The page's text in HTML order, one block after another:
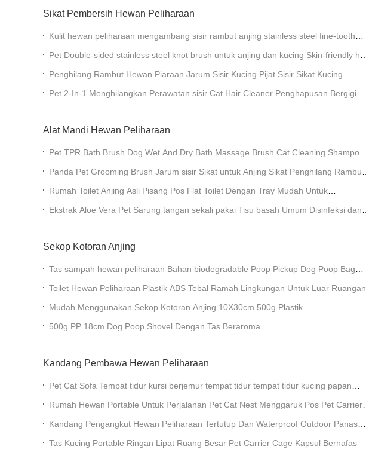
Sikat Pembersih Hewan Peliharaan
Kulit hewan peliharaan mengambang sisir rambut anjing stainless steel fine-tooth
Pet Double-sided stainless steel knot brush untuk anjing dan kucing Skin-friendly hair
Penghilang Rambut Hewan Piaraan Jarum Sisir Kucing Pijat Sisir Sikat Kucing
Pet 2-In-1 Menghilangkan Perawatan sisir Cat Hair Cleaner Penghapusan Bergigi
Alat Mandi Hewan Peliharaan
Pet TPR Bath Brush Dog Wet And Dry Bath Massage Brush Cat Cleaning Shampoo
Panda Pet Grooming Brush Jarum sisir Sikat untuk Anjing Sikat Penghilang Rambut
Rumah Toilet Anjing Asli Pisang Pos Flat Toilet Dengan Tray Mudah Untuk
Ekstrak Aloe Vera Pet Sarung tangan sekali pakai Tisu basah Umum Disinfeksi dan
Sekop Kotoran Anjing
Tas sampah hewan peliharaan Bahan biodegradable Poop Pickup Dog Poop Bag
Toilet Hewan Peliharaan Plastik ABS Tebal Ramah Lingkungan Untuk Luar Ruangan
Mudah Menggunakan Sekop Kotoran Anjing 10X30cm 500g Plastik
500g PP 18cm Dog Poop Shovel Dengan Tas Beraroma
Kandang Pembawa Hewan Peliharaan
Pet Cat Sofa Tempat tidur kursi berjemur tempat tidur tempat tidur kucing papan
Rumah Hewan Portable Untuk Perjalanan Pet Cat Nest Menggaruk Pos Pet Carrier
Kandang Pengangkut Hewan Peliharaan Tertutup Dan Waterproof Outdoor Panas
Tas Kucing Portable Ringan Lipat Ruang Besar Pet Carrier Cage Kapsul Bernafas